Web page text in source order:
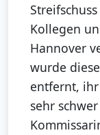
Kollegen
Hannover
wurde
entfernt,
sehr